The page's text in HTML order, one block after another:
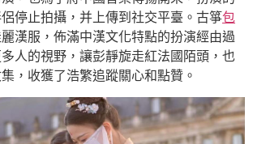
停止拍攝，并上傳到社交平臺。古箏包
漢服，佈滿中漢文化特點的扮演經由過
人的視野，讓彭靜旋走紅法國陌頭，也
，收獲了浩繁追蹤關心和點贊。